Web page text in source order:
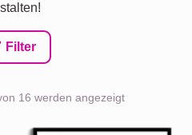
Filter
16 werden angezeigt